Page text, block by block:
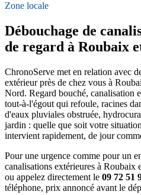
Zone locale
Débouchage de
de regard à Roubaix
ChronoServe met en relation avec
extérieur près de chez vous à
Nord. Regard bouché, canalisation
tout-à-l'égout qui refoule, racines
d'eaux pluviales obstruée,
jardin : quelle que soit votre
intervient rapidement, de jour
Pour une urgence comme pour un
canalisations extérieures à Roubaix
ou appelez directement le 09 72 51
téléphone, prix annoncé avant le